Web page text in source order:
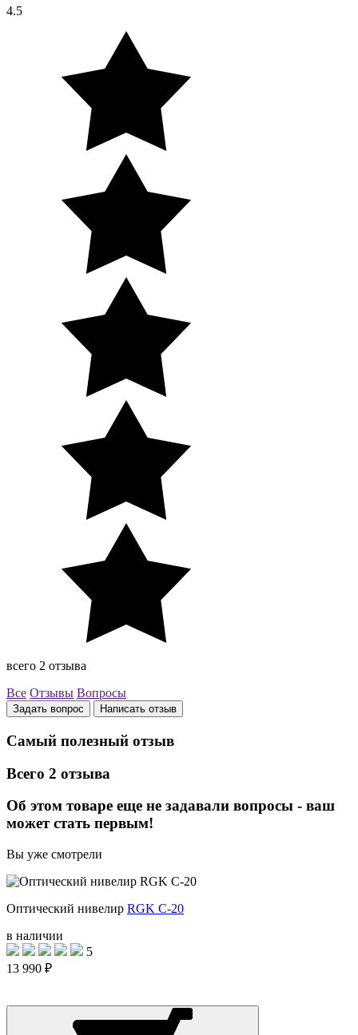
4.5
всего 2 отзыва
Все Отзывы Вопросы
Задать вопрос Написать отзыв
Самый полезный отзыв
Всего 2 отзыва
Об этом товаре еще не задавали вопросы - ваш
может стать первым!
Вы уже смотрели
Оптический нивелир RGK C-20
в наличии
5
13 990 ₽